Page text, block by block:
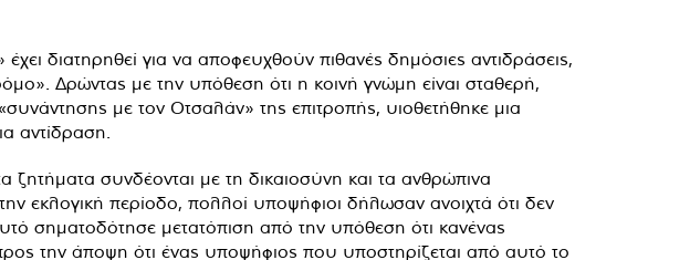
διατηρηθεί για να αποφευχθούν πιθανές δημόσιες αντιδράσεις,
Δρώντας με την υπόθεση ότι η κοινή γνώμη είναι σταθερή,
με τον Οτσαλάν» της επιτροπής, υιοθετήθηκε μια
αντίδραση.
ζητήματα συνδέονται με τη δικαιοσύνη και τα ανθρώπινα
εκλογική περίοδο, πολλοί υποψήφιοι δήλωσαν ανοιχτά ότι δεν
σηματοδότησε μετατόπιση από την υπόθεση ότι κανένας
την άποψη ότι ένας υποψήφιος που υποστηρίζεται από αυτό το